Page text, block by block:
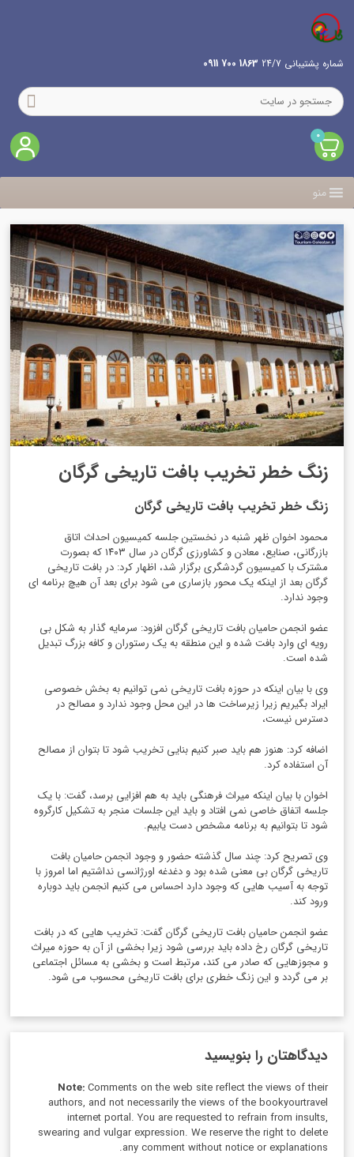
شماره پشتیبانی 24/7 1863 700 0911
0
منو
زنگ خطر تخریب بافت تاریخی گرگان
زنگ خطر تخریب بافت تاریخی گرگان
محمود اخوان ظهر شنبه در نخستین جلسه کمیسیون احداث اتاق
بازرگانی، صنایع، معادن و کشاورزی گرگان در سال ۱۴۰۳ که بصورت
مشترک با کمیسیون گردشگری برگزار شد، اظهار کرد: در بافت تاریخی
گرگان بعد از اینکه یک محور بازساری می شود برای بعد آن هیچ برنامه ای
وجود ندارد.
عضو انجمن حامیان بافت تاریخی گرگان افزود: سرمایه گذار به شکل بی
رویه ای وارد بافت شده و این منطقه به یک رستوران و کافه بزرگ تبدیل
شده است.
وی با بیان اینکه در حوزه بافت تاریخی نمی توانیم به بخش خصوصی
ایراد بگیریم زیرا زیرساخت ها در این محل وجود ندارد و مصالح در
دسترس نیست،
اضافه کرد: هنوز هم باید صبر کنیم بنایی تخریب شود تا بتوان از مصالح
آن استفاده کرد.
اخوان با بیان اینکه میراث فرهنگی باید به هم افزایی برسد، گفت: با یک
جلسه اتفاق خاصی نمی افتاد و باید این جلسات منجر به تشکیل کارگروه
شود تا بتوانیم به برنامه مشخص دست یابیم.
وی تصریح کرد: چند سال گذشته حضور و وجود انجمن حامیان بافت
تاریخی گرگان بی معنی شده بود و دغدغه اورژانسی نداشتیم اما امروز با
توجه به آسیب هایی که وجود دارد احساس می کنیم انجمن باید دوباره
ورود کند.
عضو انجمن حامیان بافت تاریخی گرگان گفت: تخریب هایی که در بافت
تاریخی گرگان رخ داده باید بررسی شود زیرا بخشی از آن به حوزه میراث
و مجوزهایی که صادر می کند، مرتبط است و بخشی به مسائل اجتماعی
بر می گردد و این زنگ خطری برای بافت تاریخی محسوب می شود.
دیدگاهتان را بنویسید
Note:Comments on the web site reflect the views of their
authors, and not necessarily the views of the bookyourtravel
internet portal. You are requested to refrain from insults,
swearing and vulgar expression. We reserve the right to delete
any comment without notice or explanations.